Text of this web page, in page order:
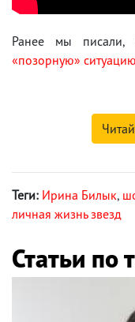
Ранее мы писали,
«позорную»
Теги: Ирина Билык,
личная жизнь звезд
Статьи по